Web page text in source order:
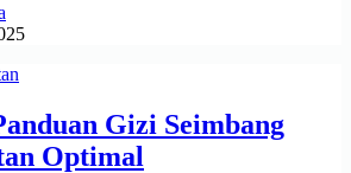
Gizi Seimbang
Optimal